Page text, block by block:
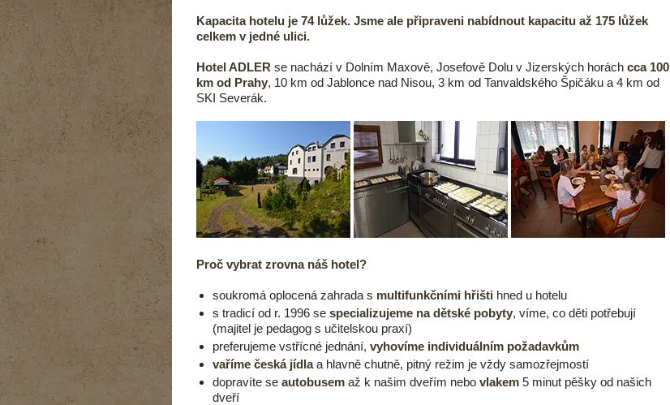
Kapacita hotelu je 74 lůžek. Jsme ale připraveni nabídnout kapacitu až 175 lůžek
celkem v jedné ulici.
Hotel ADLER se nachází v Dolním Maxově, Josefově Dolu v Jizerských horách cca 100
km od Prahy, 10 km od Jablonce nad Nisou, 3 km od Tanvaldského Špičáku a 4 km od
SKI Severák.
Proč vybrat zrovna náš hotel?
soukromá oplocená zahrada s multifunkčními hřišti hned u hotelu
s tradicí od r. 1996 se specializujeme na dětské pobyty, víme, co děti potřebují
(majitel je pedagog s učitelskou praxí)
preferujeme vstřícné jednání, vyhovíme individuálním požadavkům
vaříme česká jídlaa hlavně chutně, pitný režim je vždy samozřejmostí
dopravíte se autobusem až k našim dveřím nebo vlakem 5 minut pěšky od našich
dveří